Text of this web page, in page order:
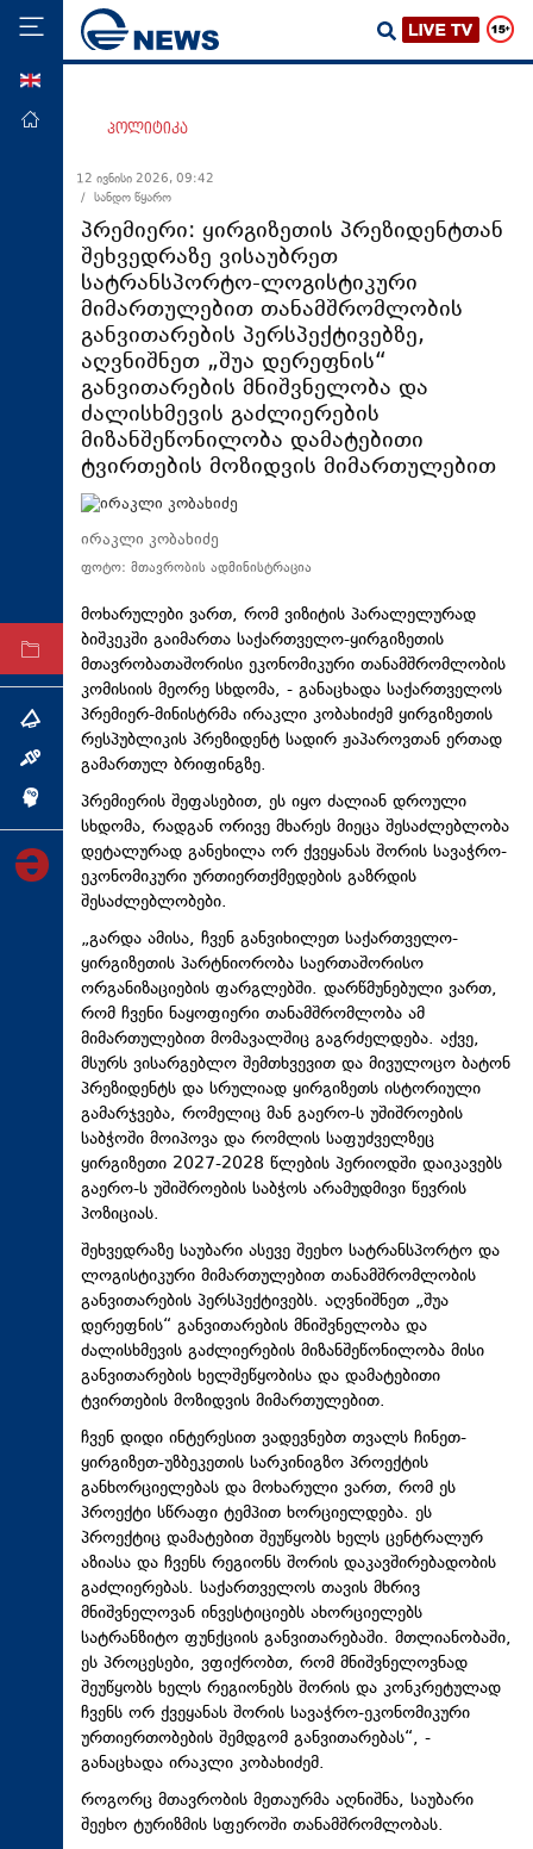
მთავარი
ეკონომიკა
მსოფლიო
ჯანდაცვა
საზოგადოება
სამართალი
თავდაცვა
რეგიონი
კულტურა
სპორტი
თემა
ინტერვიუ
ინქვიზიცია
პოლიტიკა
12 ივნისი 2026, 09:42
/ სანდო წყარო
პრემიერი: ყირგიზეთის პრეზიდენტთან
შეხვედრაზე ვისაუბრეთ
სატრანსპორტო-ლოგისტიკური
მიმართულებით თანამშრომლობის
განვითარების პერსპექტივებზე,
აღვნიშნეთ „შუა დერეფნის“
განვითარების მნიშვნელობა და
ძალისხმევის გაძლიერების
მიზანშეწონილობა დამატებითი
ტვირთების მოზიდვის მიმართულებით
ირაკლი კობახიძე
ფოტო: მთავრობის ადმინისტრაცია
მოხარულები ვართ, რომ ვიზიტის პარალელურად
ბიშკეკში გაიმართა საქართველო-ყირგიზეთის
მთავრობათაშორისი ეკონომიკური თანამშრომლობის
კომისიის მეორე სხდომა, - განაცხადა საქართველოს
პრემიერ-მინისტრმა ირაკლი კობახიძემ ყირგიზეთის
რესპუბლიკის პრეზიდენტ სადირ ჟაპაროვთან ერთად
გამართულ ბრიფინგზე.
პრემიერის შეფასებით, ეს იყო ძალიან დროული
სხდომა, რადგან ორივე მხარეს მიეცა შესაძლებლობა
დეტალურად განეხილა ორ ქვეყანას შორის სავაჭრო-
ეკონომიკური ურთიერთქმედების გაზრდის
შესაძლებლობები.
„გარდა ამისა, ჩვენ განვიხილეთ საქართველო-
ყირგიზეთის პარტნიორობა საერთაშორისო
ორგანიზაციების ფარგლებში. დარწმუნებული ვართ,
რომ ჩვენი ნაყოფიერი თანამშრომლობა ამ
მიმართულებით მომავალშიც გაგრძელდება. აქვე,
მსურს ვისარგებლო შემთხვევით და მივულოცო ბატონ
პრეზიდენტს და სრულიად ყირგიზეთს ისტორიული
გამარჯვება, რომელიც მან გაერო-ს უშიშროების
საბჭოში მოიპოვა და რომლის საფუძველზეც
ყირგიზეთი 2027-2028 წლების პერიოდში დაიკავებს
გაერო-ს უშიშროების საბჭოს არამუდმივი წევრის
პოზიციას.
შეხვედრაზე საუბარი ასევე შეეხო სატრანსპორტო და
ლოგისტიკური მიმართულებით თანამშრომლობის
განვითარების პერსპექტივებს. აღვნიშნეთ „შუა
დერეფნის“ განვითარების მნიშვნელობა და
ძალისხმევის გაძლიერების მიზანშეწონილობა მისი
განვითარების ხელშეწყობისა და დამატებითი
ტვირთების მოზიდვის მიმართულებით.
ჩვენ დიდი ინტერესით ვადევნებთ თვალს ჩინეთ-
ყირგიზეთ-უზბეკეთის სარკინიგზო პროექტის
განხორციელებას და მოხარული ვართ, რომ ეს
პროექტი სწრაფი ტემპით ხორციელდება. ეს
პროექტიც დამატებით შეუწყობს ხელს ცენტრალურ
აზიასა და ჩვენს რეგიონს შორის დაკავშირებადობის
გაძლიერებას. საქართველოს თავის მხრივ
მნიშვნელოვან ინვესტიციებს ახორციელებს
სატრანზიტო ფუნქციის განვითარებაში. მთლიანობაში,
ეს პროცესები, ვფიქრობთ, რომ მნიშვნელოვნად
შეუწყობს ხელს რეგიონებს შორის და კონკრეტულად
ჩვენს ორ ქვეყანას შორის სავაჭრო-ეკონომიკური
ურთიერთობების შემდგომ განვითარებას“, -
განაცხადა ირაკლი კობახიძემ.
როგორც მთავრობის მეთაურმა აღნიშნა, საუბარი
შეეხო ტურიზმის სფეროში თანამშრომლობას.